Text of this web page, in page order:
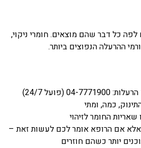
לפה כל דבר שהם מוצאים. חומרי ניקוי,
ההרעלה הנפוצים ביותר.
כמה, ומתי
החומר לזיהוי
אלא אם הרופא אומר לכם לעשות זאת –
יותר כשהם חוזרים